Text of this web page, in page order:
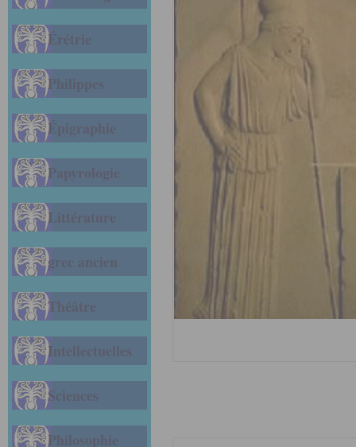
Érétrie
Philippes
Épigraphie
Papyrologie
Littérature
grec ancien
Théâtre
Intellectuelles
Sciences
Philosophie